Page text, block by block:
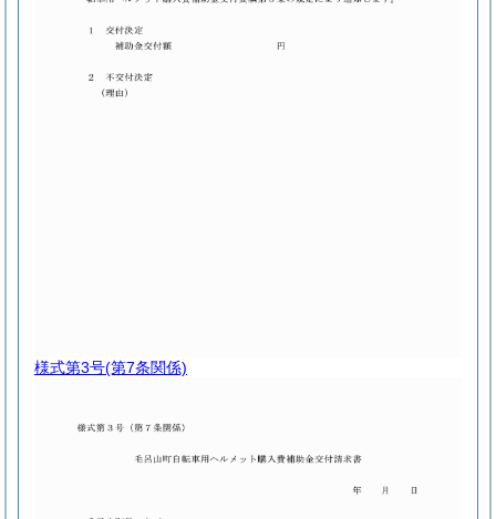
様式第3号(第7条関係)